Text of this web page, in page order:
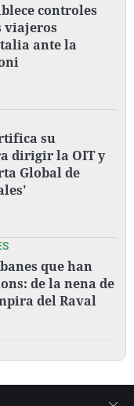
controles
viajeros
ante la
su
dirigir la OIT y
Global de
que han
de la nena de
del Raval